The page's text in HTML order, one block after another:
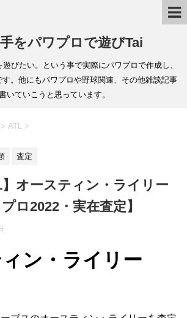
をパワプロで遊びTai
びたい。という事で実際にパワプロで作成し、
。他にもパワプロや野球関連、その他雑談記事
いていこうと思っています。
> ATL >
査定
】オースティン・ライリー
ロ2022・実在査定】
ン・ライリー